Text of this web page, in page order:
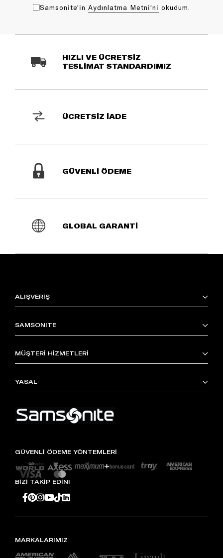
Samsonite'in Aydınlatma Metni'ni okudum.
HIZLI VE ÜCRETSİZ
TESLİMAT STANDARDIMIZ
ÜCRETSİZ İADE
GÜVENLİ ÖDEME
GLOBAL GARANTİ
ALIŞVERİŞ
SAMSONITE
MÜŞTERİ HİZMETLERİ
YASAL
GÜVENLİ ÖDEME YÖNTEMLERİ
BİZİ TAKİP EDİN!
MARKALARIMIZ